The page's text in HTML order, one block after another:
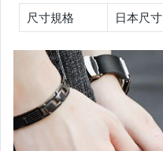
相機、攝影與周邊
嬰幼兒與孕婦
汽機車精品百貨
居家、家具與園藝
尺寸規格 日本尺寸